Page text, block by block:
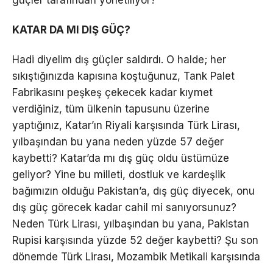
KATAR DA MI DIŞ GÜÇ?
Hadi diyelim dış güçler saldırdı. O halde; her
sıkıştığınızda kapısına koştuğunuz, Tank Palet
Fabrikasını peşkeş çekecek kadar kıymet
verdiğiniz, tüm ülkenin tapusunu üzerine
yaptığınız, Katar’ın Riyali karşısında Türk Lirası,
yılbaşından bu yana neden yüzde 57 değer
kaybetti? Katar’da mı dış güç oldu üstümüze
geliyor? Yine bu milleti, dostluk ve kardeşlik
bağımızın olduğu Pakistan’a, dış güç diyecek, onu
dış güç görecek kadar cahil mi sanıyorsunuz?
Neden Türk Lirası, yılbaşından bu yana, Pakistan
Rupisi karşısında yüzde 52 değer kaybetti? Şu son
dönemde Türk Lirası, Mozambik Metikali karşısında